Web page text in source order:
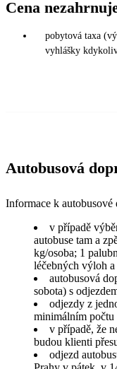
Cena
pobytová taxa
vyhlášky
Autobusová
Informace k autobusové
v případě
autobuse tam a
kg/osoba; 1
léčebných výloh
autobusová
sobota) s
odjezdy z
minimálním počtu
v případě, že
budou klienti
odjezd